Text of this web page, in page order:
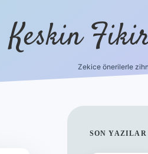
Keskin
Zekice önerilerle
SON YAZILAR